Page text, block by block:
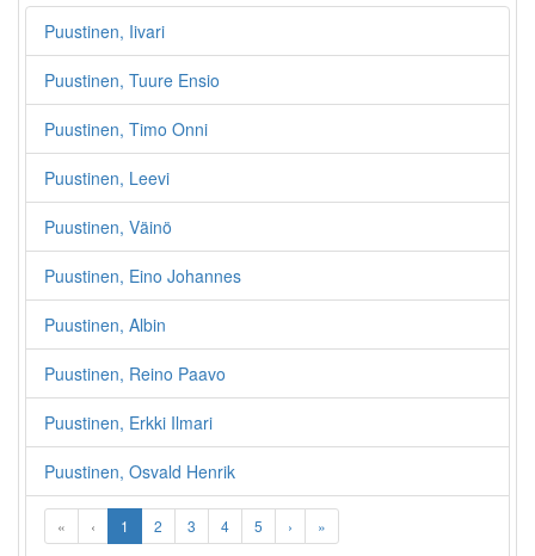
Puustinen, Iivari
Puustinen, Tuure Ensio
Puustinen, Timo Onni
Puustinen, Leevi
Puustinen, Väinö
Puustinen, Eino Johannes
Puustinen, Albin
Puustinen, Reino Paavo
Puustinen, Erkki Ilmari
Puustinen, Osvald Henrik
« ‹ 1 2 3 4 5 › »